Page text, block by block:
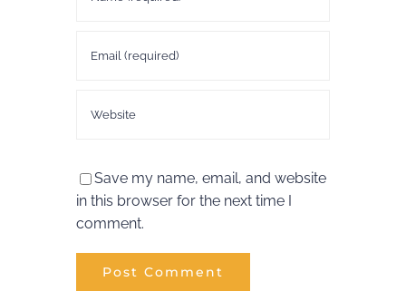
Save my name, email, and website
in this browser for the next time I
comment.